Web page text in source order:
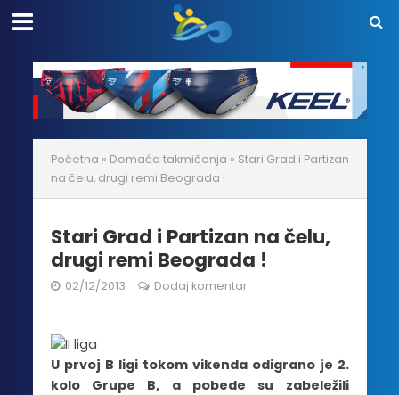
Početna » Domaća takmičenja » Stari Grad i Partizan
na čelu, drugi remi Beograda !
Stari Grad i Partizan na čelu,
drugi remi Beograda !
02/12/2013 Dodaj komentar
U prvoj B ligi tokom vikenda odigrano je 2.
kolo Grupe B, a pobede su zabeležili